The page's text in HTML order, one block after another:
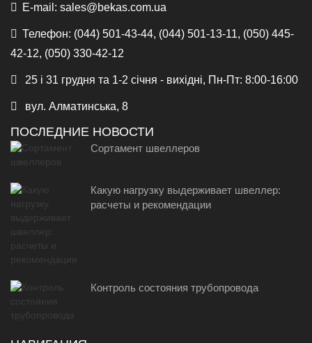
E-mail: sales@bekas.com.ua
Телефон: (044) 501-43-44, (044) 501-13-11, (050) 445-
42-12, (050) 330-42-12
25 і 31 грудня та 1-2 січня - вихідні, Пн-Пт: 8:00-16:00
вул. Алматинська, 8
ПОСЛЕДНИЕ НОВОСТИ
Сортамент швеллеров
Какую нагрузку выдерживает швеллер:
расчеты и рекомендации
Контроль состояния трубопровода